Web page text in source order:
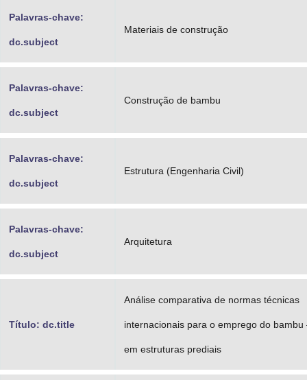
Palavras-chave:
dc.subject
Materiais de construção
Palavras-chave:
dc.subject
Construção de bambu
Palavras-chave:
dc.subject
Estrutura (Engenharia Civil)
Palavras-chave:
dc.subject
Arquitetura
Título: dc.title
Análise comparativa de normas técnicas
internacionais para o emprego do bambu
em estruturas prediais